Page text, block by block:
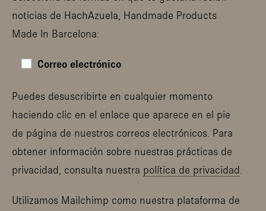
noticias de HachAzuela, Handmade Products
Made In Barcelona:
Correo electrónico
Puedes desuscribirte en cualquier momento
haciendo clic en el enlace que aparece en el pie
de página de nuestros correos electrónicos. Para
obtener información sobre nuestras prácticas de
privacidad, consulta nuestra política de privacidad
Utilizamos Mailchimp como nuestra plataforma de